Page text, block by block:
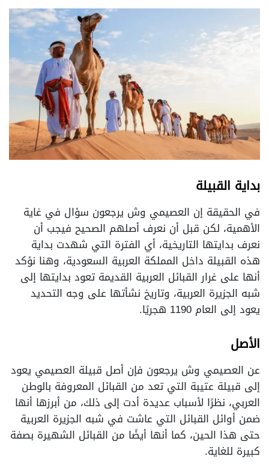
بداية القبيلة
في الحقيقة إن العصيمي وش يرجعون سؤال في غاية
الأهمية، لكن قبل أن نعرف أصلهم الصحيح فيجب أن
نعرف بدايتها التاريخية، أي الفترة التي شهدت بداية
هذه القبيلة داخل المملكة العربية السعودية، وهنا نؤكد
أنها على غرار القبائل العربية القديمة تعود بدايتها إلى
شبه الجزيرة العربية، وتاريخ نشأتها على وجه التحديد
يعود إلى العام 1190 هجريًا.
الأصل
عن العصيمي وش يرجعون فإن أصل قبيلة العصيمي يعود
إلى قبيلة عتيبة التي تعد من القبائل المعروفة بالوطن
العربي، نظرًا لأسباب عديدة أدت إلى ذلك، من أبرزها أنها
ضمن أوائل القبائل التي عاشت في شبه الجزيرة العربية
حتى هذا الحين، كما أنها أيضًا من القبائل الشهيرة بصفة
كبيرة للغاية.